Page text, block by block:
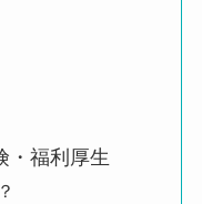
・福利厚生